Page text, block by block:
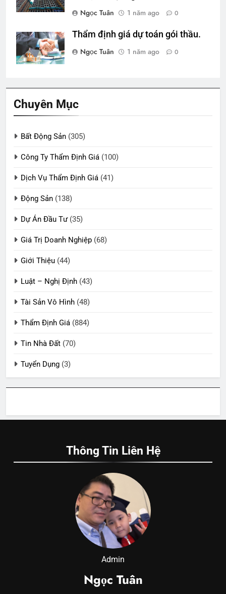
Ngọc Tuân
1 năm ago 0
Thẩm định giá dự toán gói thầu.
Ngọc Tuân
1 năm ago 0
Chuyên Mục
Bất Động Sản (305)
Công Ty Thẩm Định Giá (100)
Dịch Vụ Thẩm Định Giá (41)
Động Sản (138)
Dự Án Đầu Tư(35)
Giá Trị Doanh Nghiệp (68)
Giới Thiệu (44)
Luật – Nghị Định (43)
Tài Sản Vô Hình (48)
Thẩm Định Giá (884)
Tin Nhà Đất (70)
Tuyển Dụng (3)
Thông Tin Liên Hệ
Admin
Ngọc Tuân